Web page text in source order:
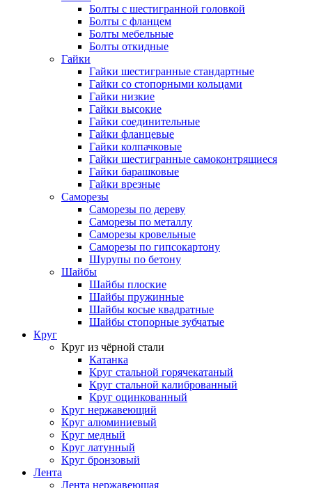
Болты с шестигранной головкой
Болты с фланцем
Болты мебельные
Болты откидные
Гайки
Гайки шестигранные стандартные
Гайки со стопорными кольцами
Гайки низкие
Гайки высокие
Гайки соединительные
Гайки фланцевые
Гайки колпачковые
Гайки шестигранные самоконтрящиеся
Гайки барашковые
Гайки врезные
Саморезы
Саморезы по дереву
Саморезы по металлу
Саморезы кровельные
Саморезы по гипсокартону
Шурупы по бетону
Шайбы
Шайбы плоские
Шайбы пружинные
Шайбы косые квадратные
Шайбы стопорные зубчатые
Круг
Круг из чёрной стали
Катанка
Круг стальной горячекатаный
Круг стальной калиброванный
Круг оцинкованный
Круг нержавеющий
Круг алюминиевый
Круг медный
Круг латунный
Круг бронзовый
Лента
Лента нержавеющая